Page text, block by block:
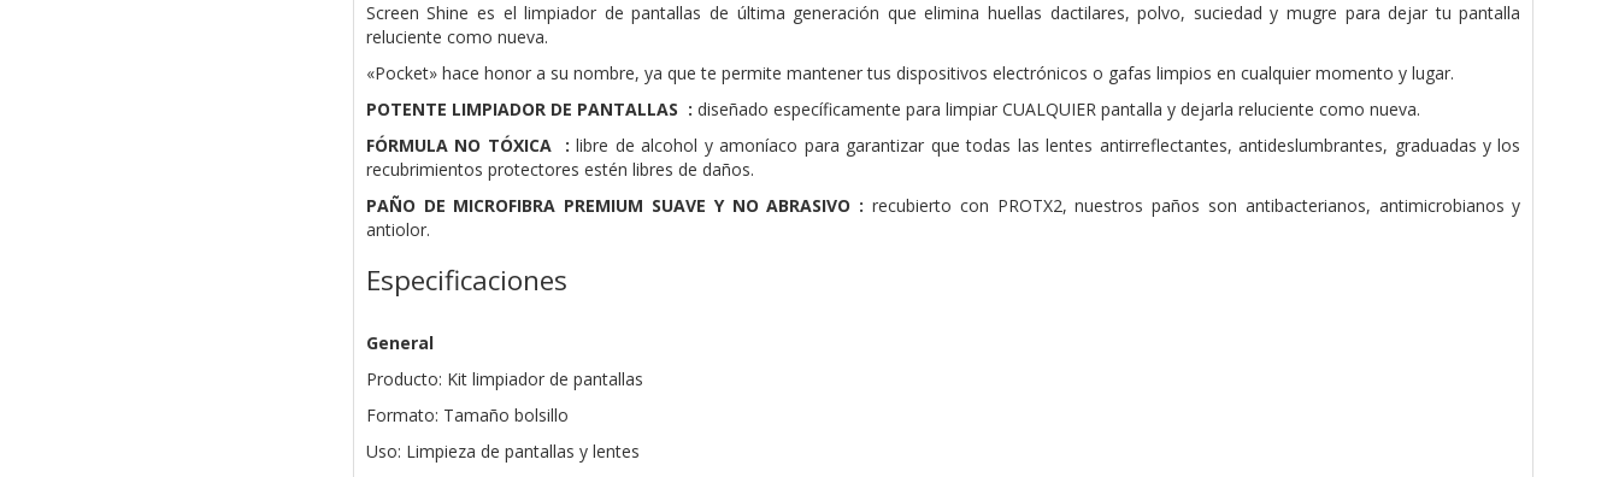
Screen Shine es el limpiador de pantallas de última generación que elimina huellas dactilares, polvo, suciedad y mugre para dejar tu pantalla
reluciente como nueva.
«Pocket» hace honor a su nombre, ya que te permite mantener tus dispositivos electrónicos o gafas limpios en cualquier momento y lugar.
POTENTE LIMPIADOR DE PANTALLAS : diseñado específicamente para limpiar CUALQUIER pantalla y dejarla reluciente como nueva.
FÓRMULA NO TÓXICA : libre de alcohol y amoníaco para garantizar que todas las lentes antirreflectantes, antideslumbrantes, graduadas y los
recubrimientos protectores estén libres de daños.
PAÑO DE MICROFIBRA PREMIUM SUAVE Y NO ABRASIVO :recubierto con PROTX2, nuestros paños son antibacterianos, antimicrobianos y
antiolor.
Especificaciones
General
Producto: Kit limpiador de pantallas
Formato: Tamaño bolsillo
Uso: Limpieza de pantallas y lentes